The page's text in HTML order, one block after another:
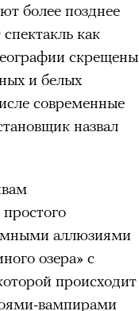
более позднее
как
скрещены
и белых
современные
назвал
аллюзиями
озера» с
происходит
вампирами